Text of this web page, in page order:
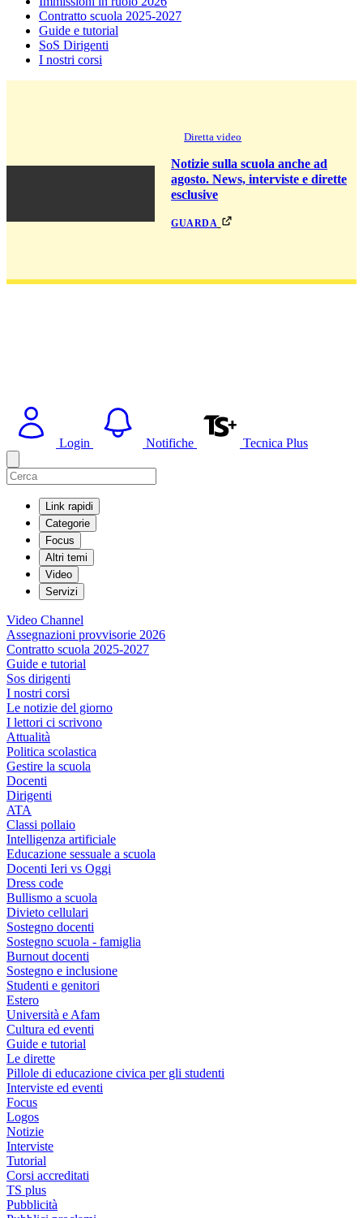
Contratto scuola 2025-2027
Guide e tutorial
SoS Dirigenti
I nostri corsi
Diretta video
Notizie sulla scuola anche ad
agosto. News, interviste e dirette
esclusive
guarda
Login Notifiche Tecnica Plus
Link rapidi
Categorie
Focus
Altri temi
Video
Servizi
Video Channel
Assegnazioni provvisorie 2026
Contratto scuola 2025-2027
Guide e tutorial
Sos dirigenti
I nostri corsi
Le notizie del giorno
I lettori ci scrivono
Attualità
Politica scolastica
Gestire la scuola
Docenti
Dirigenti
ATA
Classi pollaio
Intelligenza artificiale
Educazione sessuale a scuola
Docenti Ieri vs Oggi
Dress code
Bullismo a scuola
Divieto cellulari
Sostegno docenti
Sostegno scuola - famiglia
Burnout docenti
Sostegno e inclusione
Studenti e genitori
Estero
Università e Afam
Cultura ed eventi
Guide e tutorial
Le dirette
Pillole di educazione civica per gli studenti
Interviste ed eventi
Focus
Logos
Notizie
Interviste
Tutorial
Corsi accreditati
TS plus
Pubblicità